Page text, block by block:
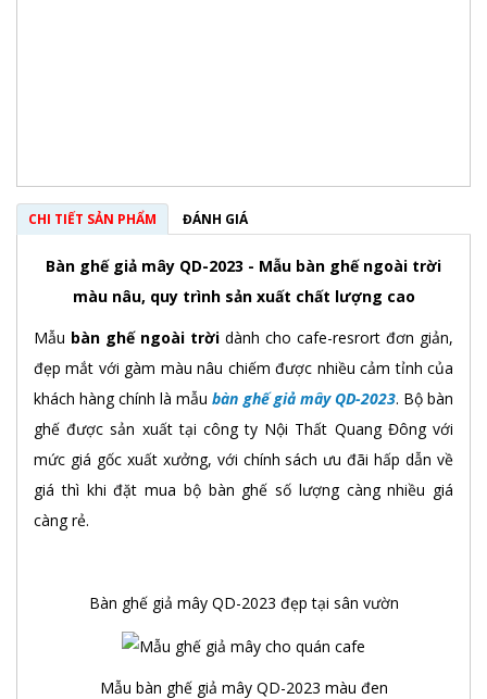
CHI TIẾT SẢN PHẨM ĐÁNH GIÁ
Bàn ghế giả mây QD-2023 - Mẫu bàn ghế ngoài trời
màu nâu, quy trình sản xuất chất lượng cao
Mẫu bàn ghế ngoài trời dành cho cafe-resrort đơn giản,
đẹp mắt với gàm màu nâu chiếm được nhiều cảm tỉnh của
khách hàng chính là mẫubàn ghế giả mây QD-2023. Bộ bàn
ghế được sản xuất tại công ty Nội Thất Quang Đông với
mức giá gốc xuất xưởng, với chính sách ưu đãi hấp dẫn về
giá thì khi đặt mua bộ bàn ghế số lượng càng nhiều giá
càng rẻ.
Bàn ghế giả mây QD-2023 đẹp tại sân vườn
Mẫu bàn ghế giả mây QD-2023 màu đen